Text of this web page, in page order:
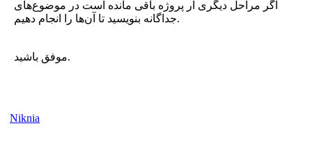
اگر مراحل دیگری ار پروژه باقی مانده است در موضوع‌های
جداگانه بنویسید تا آن‌ها را انجام دهیم.
موفق باشید.
Niknia